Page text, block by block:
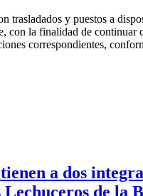
trasladados y puestos a
con la finalidad de continuar
correspondientes,
a dos
de la